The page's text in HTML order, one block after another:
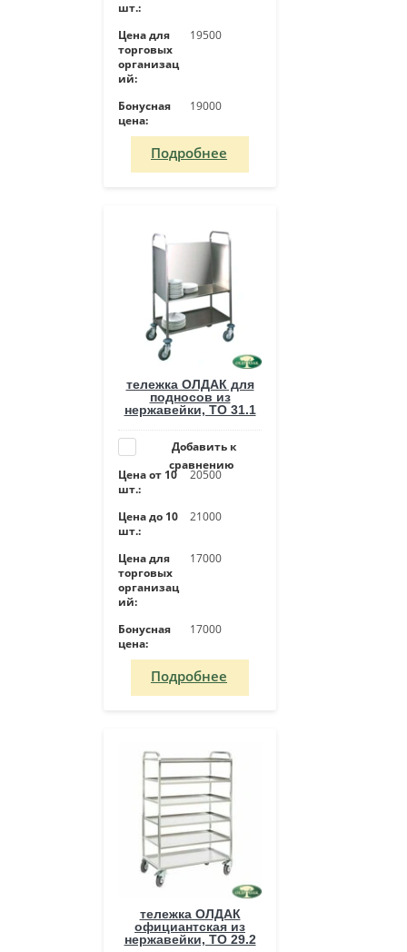
шт.:
Цена для
торговых
организац
ий:
19500
Бонусная
цена:
19000
Подробнее
тележка ОЛДАК для
подносов из
нержавейки, ТО 31.1
Добавить к
сравнению
Цена от 10
шт.:
20500
Цена до 10
шт.:
21000
Цена для
торговых
организац
ий:
17000
Бонусная
цена:
17000
Подробнее
тележка ОЛДАК
официантская из
нержавейки, ТО 29.2